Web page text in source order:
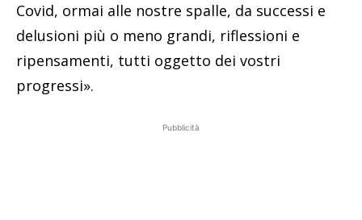
Covid, ormai alle nostre spalle, da successi e
delusioni più o meno grandi, riflessioni e
ripensamenti, tutti oggetto dei vostri
progressi».
Pubblicità